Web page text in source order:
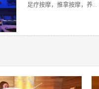
足疗按摩，推拿按摩，养...